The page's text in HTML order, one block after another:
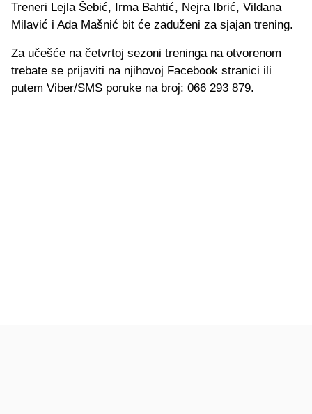
Treneri Lejla Šebić, Irma Bahtić, Nejra Ibrić, Vildana
Milavić i Ada Mašnić bit će zaduženi za sjajan trening.
Za učešće na četvrtoj sezoni treninga na otvorenom
trebate se prijaviti na njihovoj Facebook stranici ili
putem Viber/SMS poruke na broj: 066 293 879.